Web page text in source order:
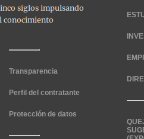
Transparencia
Perfil del contratante
Protección de datos